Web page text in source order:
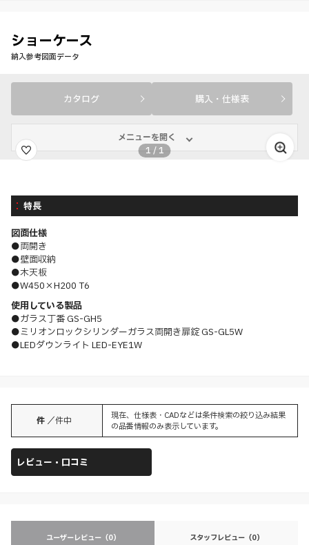
ショーケース
納入参考図面データ
カタログ 購入・仕様表
メニューを開く
1 /1
特長
図面仕様
●両開き
●壁面収納
●木天板
●W450×H200 T6
使用している製品
●ガラス丁番 GS-GH5
●ミリオンロックシリンダーガラス両開き扉錠 GS-GL5W
●LEDダウンライト LED-EYE1W
件 ／件中
現在、仕様表・CADなどは条件検索の絞り込み結果
の品番情報のみ表示しています。
レビュー・口コミ
ユーザーレビュー（0） スタッフレビュー（0）